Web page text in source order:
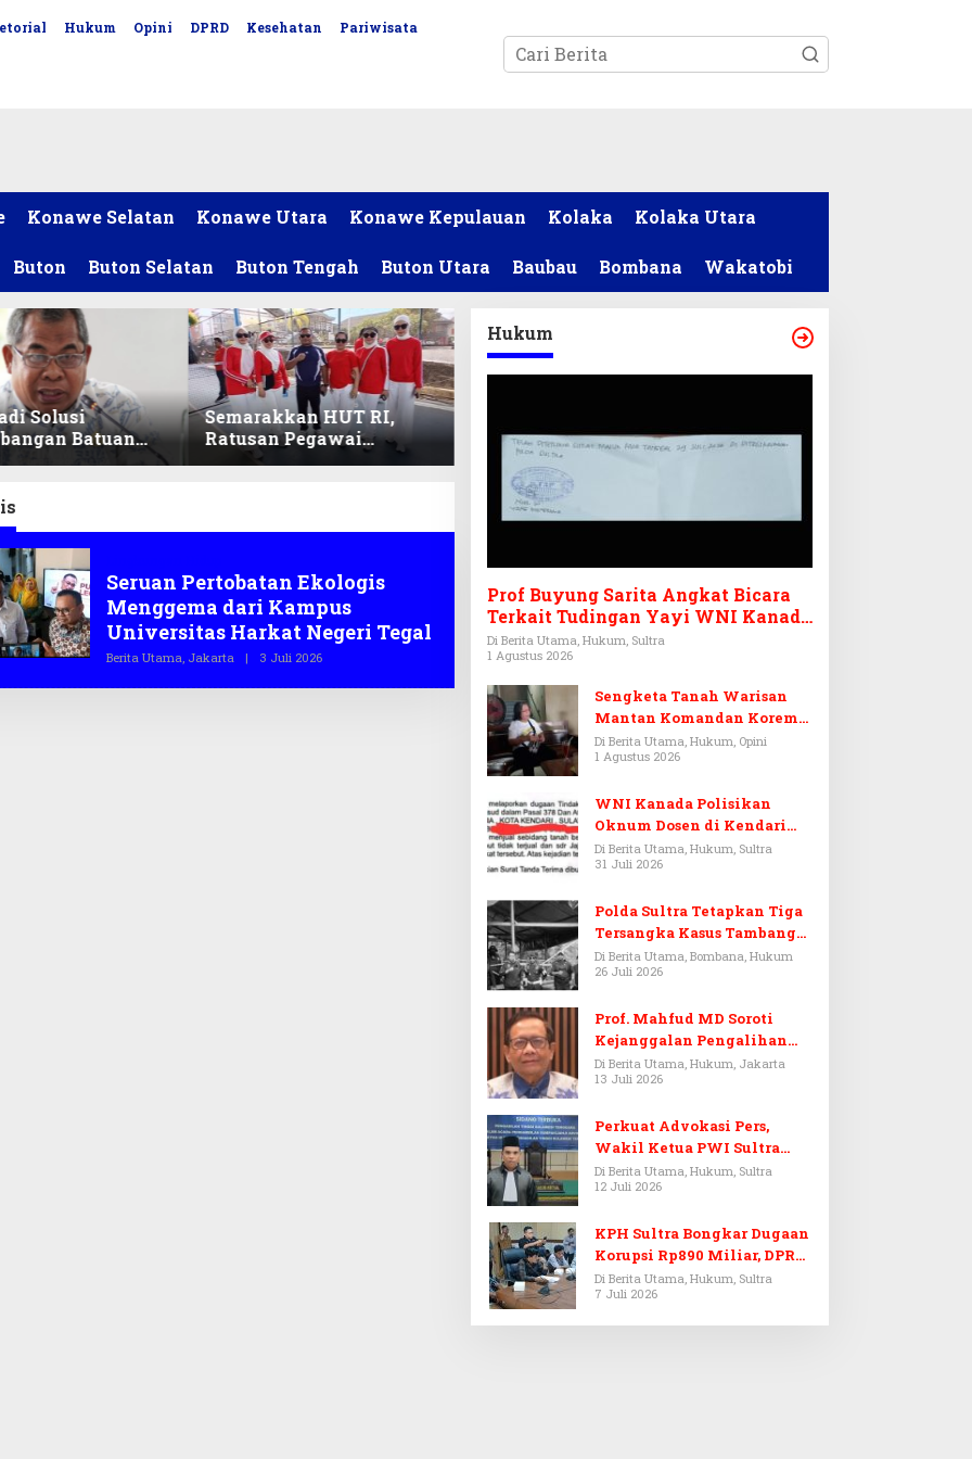
Hukum Opini DPRD Kesehatan Pariwisata
Konawe Selatan Konawe Utara Konawe Kepulauan Kolaka Kolaka Utara
Buton Buton Selatan Buton Tengah Buton Utara Baubau Bombana Wakatobi
Solusi
Batuan
ex-Golongan
Semarakkan HUT RI,
Ratusan Pegawai
Sekretariat DPRD Sultra
Seruan Pertobatan Ekologis
Menggema dari Kampus
Universitas Harkat Negeri Tegal
Berita Utama, Jakarta | 3 Juli 2026O
E
Hukum
Prof Buyung Sarita Angkat Bicara
Terkait Tudingan Yayi WNI Kanada
Ditagih Utang Rp3,6 Miliar
Di Berita Utama, Hukum, Sultra
1 Agustus 2026
Sengketa Tanah Warisan
Mantan Komandan Korem
143/HO, Ketika Warisan
Menjadi Arena Pemerasan
Di Berita Utama, Hukum, Opini
1 Agustus 2026
WNI Kanada Polisikan
Oknum Dosen di Kendari
Terkait Aset Puluhan Miliar
Di Berita Utama, Hukum, Sultra
31 Juli 2026
Polda Sultra Tetapkan Tiga
Tersangka Kasus Tambang
Emas Ilegal di Bombana
Di Berita Utama, Bombana, Hukum
26 Juli 2026
Prof. Mahfud MD Soroti
Kejanggalan Pengalihan
Penyelidikan Tersangka
Febrie Adriansyah
Di Berita Utama, Hukum, Jakarta
13 Juli 2026
Perkuat Advokasi Pers,
Wakil Ketua PWI Sultra
Resmi Dilantik Menjadi
Advokat PERADI
Di Berita Utama, Hukum, Sultra
12 Juli 2026
KPH Sultra Bongkar Dugaan
Korupsi Rp890 Miliar, DPRD
Sultra Gelar RDP
Di Berita Utama, Hukum, Sultra
7 Juli 2026